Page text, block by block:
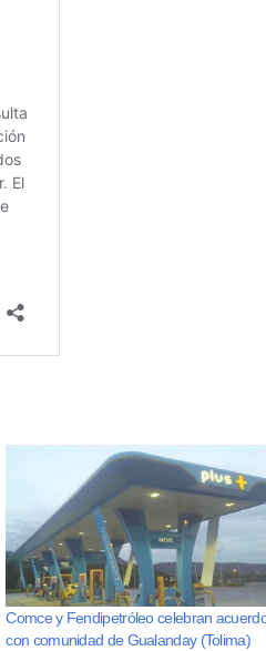
Comce y Fendipetróleo celebran
con comunidad de Gualanday (Tolima)